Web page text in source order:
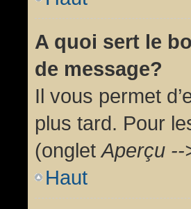
A quoi sert le
de message?
Il vous permet
plus tard. Pour
(ongletAperçu --
Haut